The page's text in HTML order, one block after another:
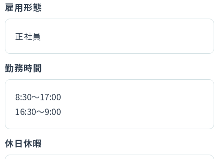
雇用形態
正社員
勤務時間
8:30～17:00
16:30～9:00
休日休暇